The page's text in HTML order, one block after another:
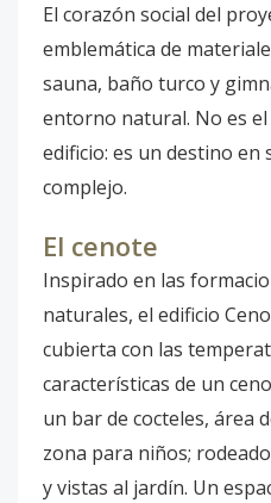
El corazón social del
emblemática de
sauna, baño turco y
entorno natural. No es el
edificio: es un destino en
complejo.
El cenote
Inspirado en las
naturales, el edificio
cubierta con las
características de un
un bar de cocteles, área
zona para niños;
y vistas al jardín. Un